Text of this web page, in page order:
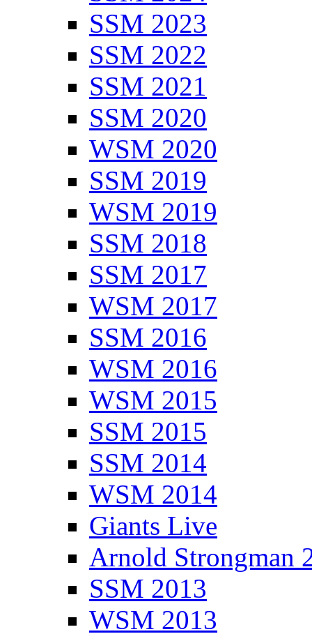
SSM 2023
SSM 2022
SSM 2021
SSM 2020
WSM 2020
SSM 2019
WSM 2019
SSM 2018
SSM 2017
WSM 2017
SSM 2016
WSM 2016
WSM 2015
SSM 2015
SSM 2014
WSM 2014
Giants Live
Arnold Strongman
SSM 2013
WSM 2013